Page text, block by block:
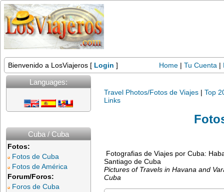
Bienvenido a LosViajeros [ Login ] Home| Tu Cuenta |
Languages:
Cuba / Cuba
Fotos:
Fotos de Cuba
Fotos de América
Forum/Foros:
Foros de Cuba
Travel Photos/Fotos de Viajes | Top
Links
Fotografias de Viajes por Cuba:
Santiago de Cuba
Pictures of Travels in Havana and
Cuba